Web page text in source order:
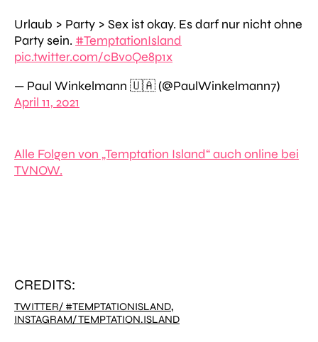
Urlaub > Party > Sex ist okay. Es darf nur nicht ohne
Party sein. #TemptationIsland
pic.twitter.com/cBvoQe8p1x
— Paul Winkelmann 🇺🇦 (@PaulWinkelmann7)
April 11, 2021
Alle Folgen von „Temptation Island“ auch online bei
TVNOW.
CREDITS:
TWITTER/ #TEMPTATIONISLAND,
INSTAGRAM/ TEMPTATION.ISLAND